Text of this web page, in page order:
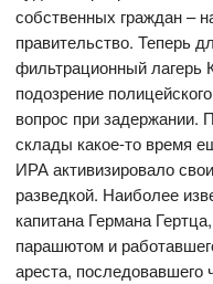
собственных граждан –
правительство. Теперь
фильтрационный лагерь
подозрение
вопрос при задержании.
склады какое-то время
ИРА активизировало
разведкой. Наиболее
капитана Германа
парашютом и
ареста, последовавшего